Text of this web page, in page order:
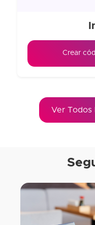
Crear
Ver Todos